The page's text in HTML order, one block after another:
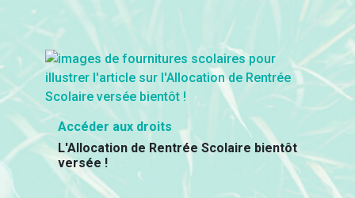
Accéder aux droits
L'Allocation de Rentrée Scolaire bientôt
versée !